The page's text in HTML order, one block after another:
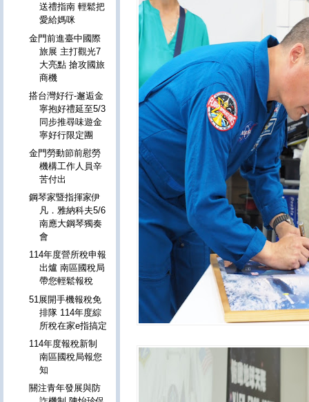
送禮指南 輕鬆把
愛給媽咪
金門前進臺中國際
旅展 主打觀光7
大亮點 搶攻國旅
商機
搭台灣好行-邂逅金
寧抱好禮延至5/3
同步推尋味遊金
寧好行限定團
金門勞動節前慰勞
機構工作人員辛
苦付出
鋼琴家暨指揮家伊
凡．雅納科夫5/6
南應大鋼琴獨奏
會
114年度營所稅申報
出爐 南區國稅局
帶您輕鬆報稅
51展開手機報稅免
排隊 114年度綜
所稅在家e指搞定
114年度報稅新制
南區國稅局報您
知
關注青年發展與防